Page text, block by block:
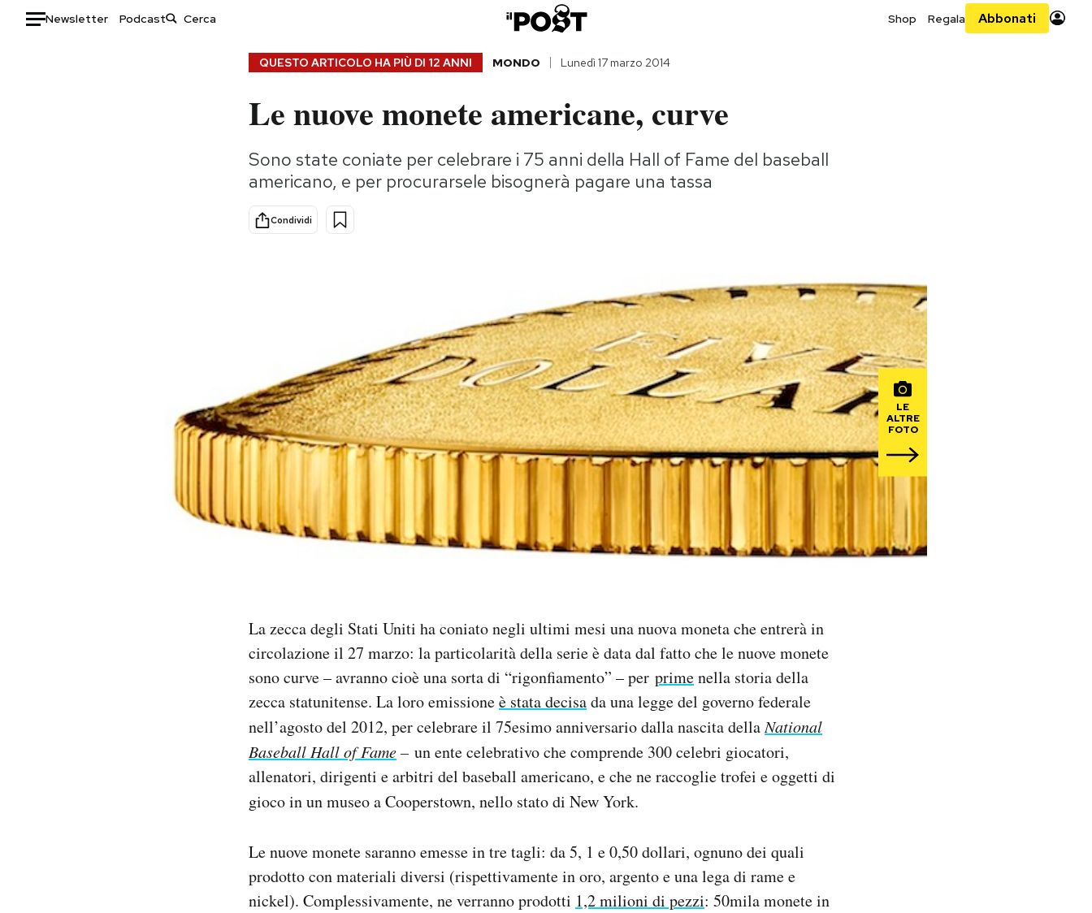
Newsletter Podcast Shop Regala Abbonati
Consumismi
Storie/Idee
Ok Boomer!
QUESTO ARTICOLO HA PIÙ DI 12 ANNI MONDO Lunedì 17 marzo 2014
Le nuove monete americane, curve
Sono state coniate per celebrare i 75 anni della Hall of Fame del baseball
americano, e per procurarsele bisognerà pagare una tassa
Condividi
LE
ALTRE
FOTO
La zecca degli Stati Uniti ha coniato negli ultimi mesi una nuova moneta che entrerà in
circolazione il 27 marzo: la particolarità della serie è data dal fatto che le nuove monete
sono curve – avranno cioè una sorta di “rigonfiamento” – per primenella storia della
zecca statunitense. La loro emissioneè stata decisada una legge del governo federale
nell’agosto del 2012, per celebrare il 75esimo anniversario dalla nascita dellaNational
Baseball Hall of Fame– un ente celebrativo che comprende 300 celebri giocatori,
allenatori, dirigenti e arbitri del baseball americano, e che ne raccoglie trofei e oggetti di
gioco in un museo a Cooperstown, nello stato di New York.
Le nuove monete saranno emesse in tre tagli: da 5, 1 e 0,50 dollari, ognuno dei quali
prodotto con materiali diversi (rispettivamente in oro, argento e una lega di rame e
nickel). Complessivamente, ne verranno prodotti 1,2 milioni di pezzi: 50mila monete in